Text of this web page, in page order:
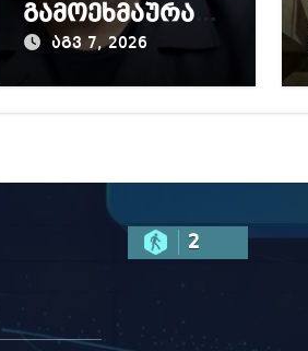
გამოეხმაურა
პროკურატურის
აგვ 7, 2026
2